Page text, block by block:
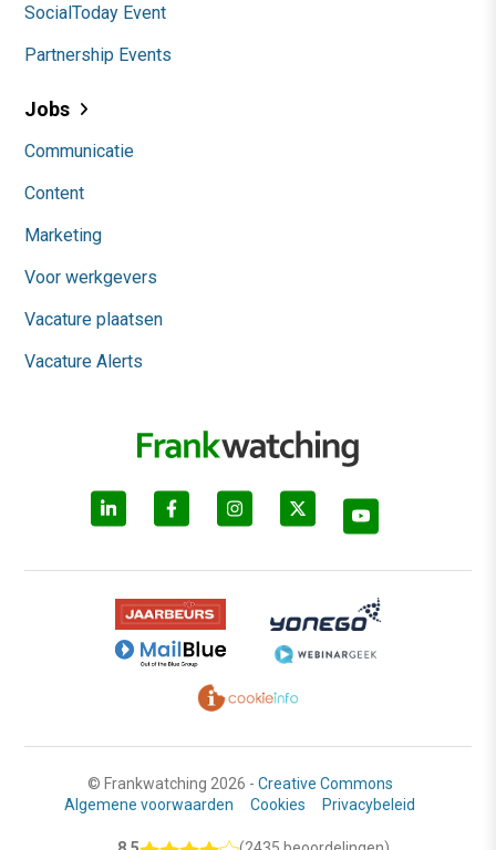
SocialToday Event
Partnership Events
Jobs
Communicatie
Content
Marketing
Voor werkgevers
Vacature plaatsen
Vacature Alerts
© Frankwatching 2026 - Creative Commons
Algemene voorwaarden
Cookies Privacybeleid